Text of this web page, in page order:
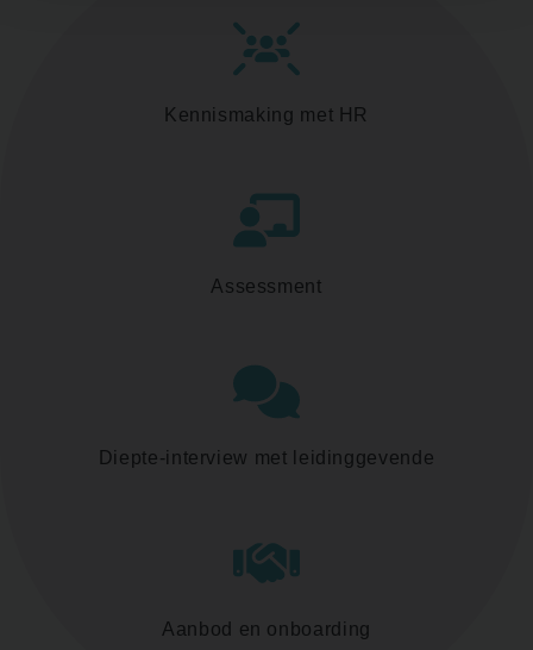
Kennismaking met HR
Assessment
Diepte-interview met leidinggevende
Aanbod en onboarding